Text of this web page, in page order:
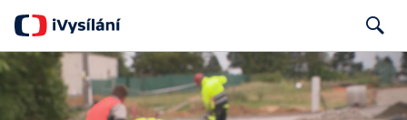
Search